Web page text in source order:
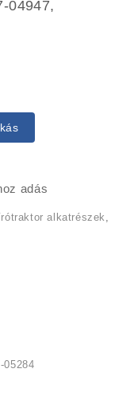
04947,
adás
alkatrészek ,
05284